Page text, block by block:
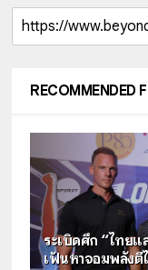
RECOMMENDED
ระเบิดศึก “ไทย
เฟ้นหาจอมพลังตี